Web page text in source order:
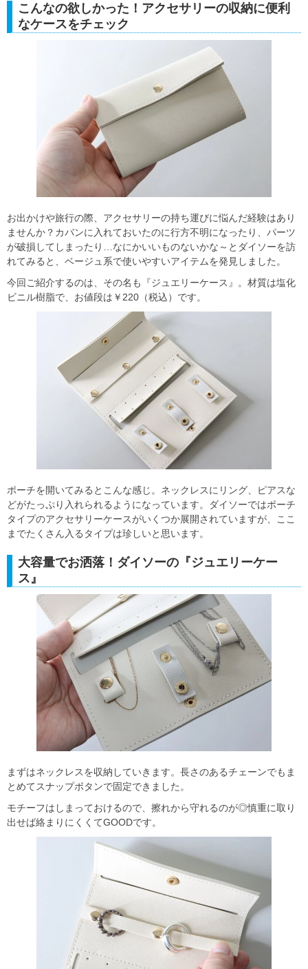
こんなの欲しかった！アクセサリーの収納に便利
なケースをチェック
お出かけや旅行の際、アクセサリーの持ち運びに悩んだ経験はあり
ませんか？カバンに入れておいたのに行方不明になったり、パーツ
が破損してしまったり…なにかいいものないかな～とダイソーを訪
れてみると、ベージュ系で使いやすいアイテムを発見しました。
今回ご紹介するのは、その名も『ジュエリーケース』。材質は塩化
ビニル樹脂で、お値段は￥220（税込）です。
ポーチを開いてみるとこんな感じ。ネックレスにリング、ピアスな
どがたっぷり入れられるようになっています。ダイソーではポーチ
タイプのアクセサリーケースがいくつか展開されていますが、ここ
までたくさん入るタイプは珍しいと思います。
大容量でお洒落！ダイソーの『ジュエリーケー
ス』
まずはネックレスを収納していきます。長さのあるチェーンでもま
とめてスナップボタンで固定できました。
モチーフはしまっておけるので、擦れから守れるのが◎慎重に取り
出せば絡まりにくくてGOODです。